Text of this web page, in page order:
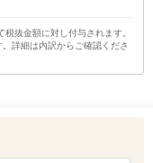
抜金額に対し付与されます。
詳細は内訳からご確認くださ